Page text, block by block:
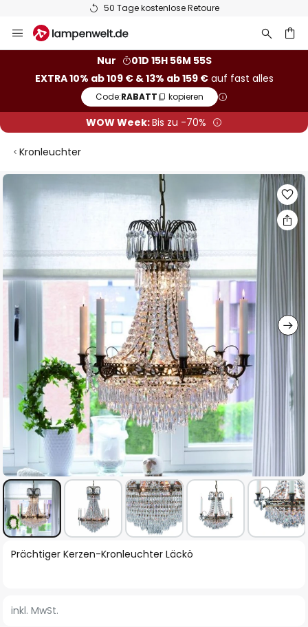
50 Tage kostenlose Retoure
Inhalt
Nur
01D 15H 56M 54S
EXTRA 10% ab 109 € & 13% ab 159 €auf fast alles
Code:RABATT kopieren
WOW Week:Bis zu -70%
Kronleuchter
Zum
Ende
springen
Zum
springen
Prächtiger Kerzen-Kronleuchter Läckö
inkl. MwSt.